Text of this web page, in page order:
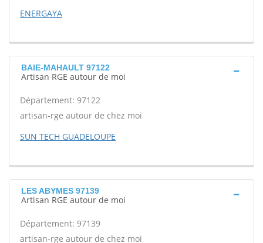
ENERGAYA
BAIE-MAHAULT 97122
Artisan RGE autour de moi
Département: 97122
artisan-rge autour de chez moi
SUN TECH GUADELOUPE
LES ABYMES 97139
Artisan RGE autour de moi
Département: 97139
artisan-rge autour de chez moi